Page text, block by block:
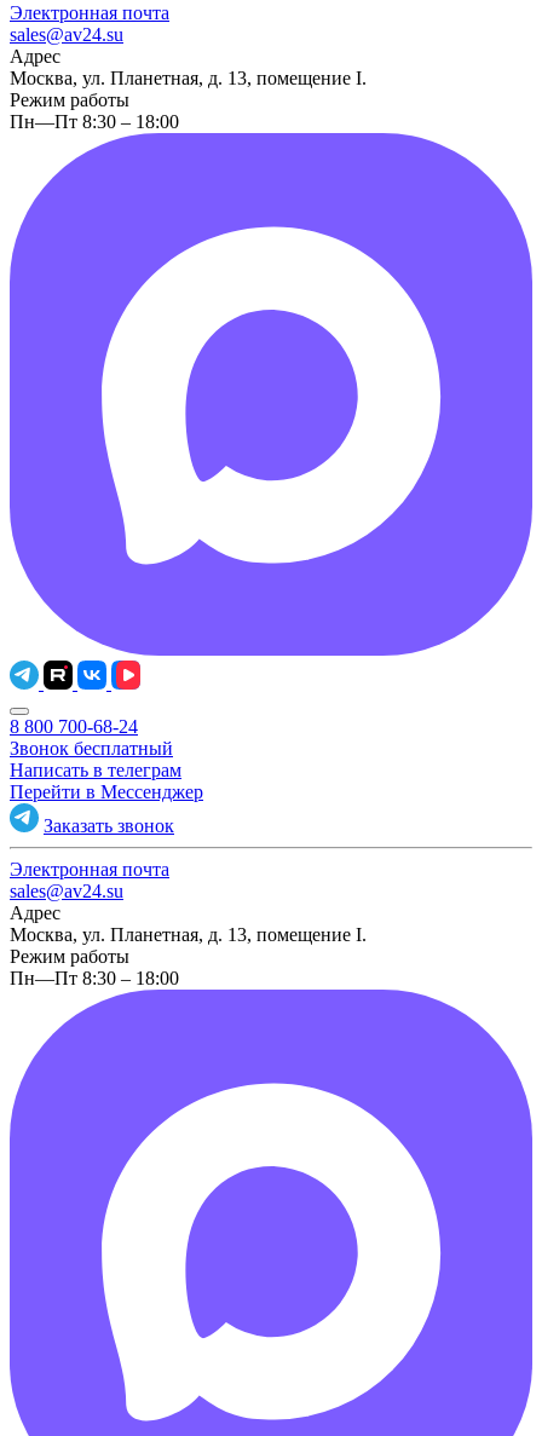
Электронная почта
sales@av24.su
Адрес
Москва, ул. Планетная, д. 13, помещение I.
Режим работы
Пн—Пт 8:30 – 18:00
8 800 700-68-24
Звонок бесплатный
Написать в телеграм
Перейти в Мессенджер
Заказать звонок
Электронная почта
sales@av24.su
Адрес
Москва, ул. Планетная, д. 13, помещение I.
Режим работы
Пн—Пт 8:30 – 18:00